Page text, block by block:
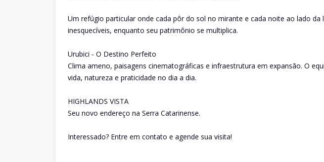
Um refúgio particular onde cada pôr do sol no mirante e cada noite ao lado da
inesquecíveis, enquanto seu patrimônio se multiplica.
Urubici - O Destino Perfeito
Clima ameno, paisagens cinematográficas e infraestrutura em expansão. O
vida, natureza e praticidade no dia a dia.
HIGHLANDS VISTA
Seu novo endereço na Serra Catarinense.
Interessado? Entre em contato e agende sua visita!